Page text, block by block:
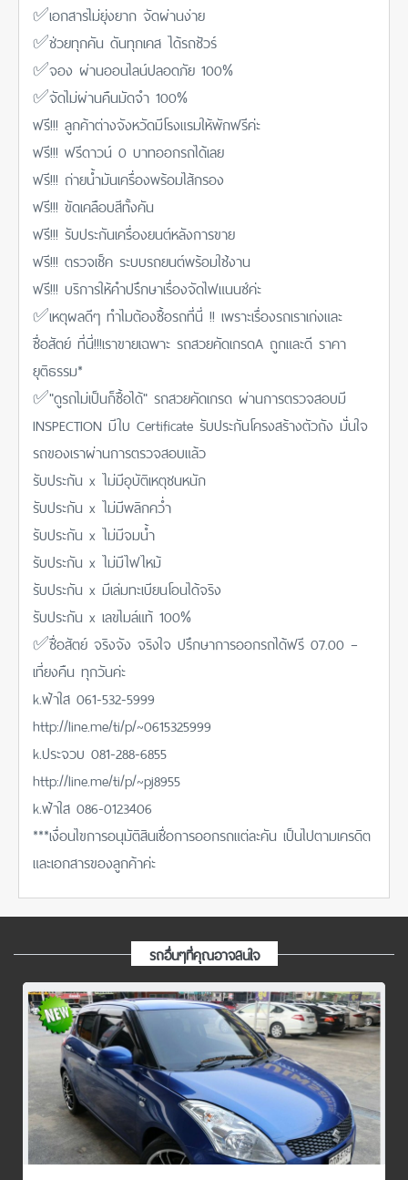
✅เอกสารไม่ยุ่งยาก จัดผ่านง่าย
✅ช่วยทุกคัน ดันทุกเคส ได้รถชัวร์
✅จอง ผ่านออนไลน์ปลอดภัย 100%
✅จัดไม่ผ่านคืนมัดจำ 100%
ฟรี!!! ลูกค้าต่างจังหวัดมีโรงแรมให้พักฟรีค่ะ
ฟรี!!! ฟรีดาวน์ 0 บาทออกรถได้เลย
ฟรี!!! ถ่ายน้ำมันเครื่องพร้อมไส้กรอง
ฟรี!!! ขัดเคลือบสีทั้งคัน
ฟรี!!! รับประกันเครื่องยนต์หลังการขาย
ฟรี!!! ตรวจเช็ค ระบบรถยนต์พร้อมใช้งาน
ฟรี!!! บริการให้คำปรึกษาเรื่องจัดไฟแนนซ์ค่ะ
✅เหตุผลดีๆ ทำไมต้องซื้อรถที่นี่ !! เพราะเรื่องรถเราเก่งและ
ซื่อสัตย์ ที่นี่!!!เราขายเฉพาะ รถสวยคัดเกรดA ถูกและดี ราคา
ยุติธรรม*
✅"ดูรถไม่เป็นก็ซื้อได้" รถสวยคัดเกรด ผ่านการตรวจสอบมี
INSPECTION มีใบ Certificate รับประกันโครงสร้างตัวถัง มั่่นใจ
รถของเราผ่านการตรวจสอบแล้ว
รับประกัน x ไม่มีอุบัติเหตุชนหนัก
รับประกัน x ไม่มีพลิกคว่ำ
รับประกัน x ไม่มีจมน้ำ
รับประกัน x ไม่มีไฟไหม้
รับประกัน x มีเล่มทะเบียนโอนได้จริง
รับประกัน x เลขไมล์แท้ 100%
✅ซื่อสัตย์ จริงจัง จริงใจ ปรึกษาการออกรถได้ฟรี 07.00 –
เที่ยงคืน ทุกวันค่ะ
k.ฟ้าใส 061-532-5999
http://line.me/ti/p/~0615325999
k.ประจวบ 081-288-6855
http://line.me/ti/p/~pj8955
k.ฟ้าใส 086-0123406
***เงื่อนไขการอนุมัติสินเชื่อการออกรถแต่ละคัน เป็นไปตามเครดิต
และเอกสารของลูกค้าค่ะ
รถอื่นๆที่คุณอาจสนใจ